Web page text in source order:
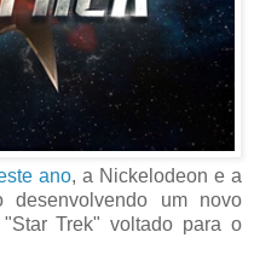
ano, a Nickelodeon e a
desenvolvendo um novo
Trek" voltado para o